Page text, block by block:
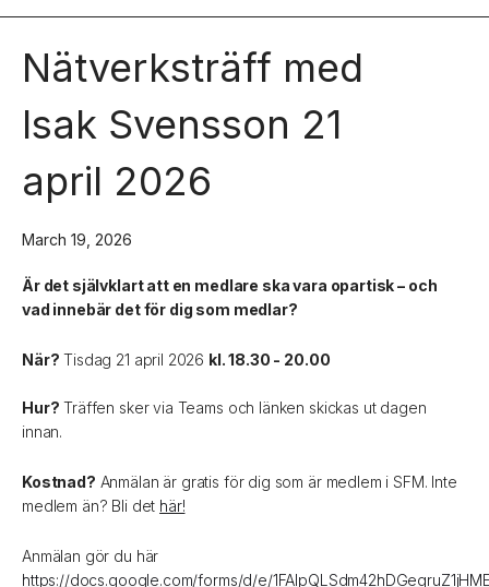
Nätverksträff med
Isak Svensson 21
april 2026
March 19, 2026
Är det självklart att en medlare ska vara opartisk – och
vad innebär det för dig som medlar?
När? Tisdag 21 april 2026 kl. 18.30 - 20.00
Hur? Träffen sker via Teams och länken skickas ut dagen
innan.
Kostnad? Anmälan är gratis för dig som är medlem i SFM. Inte
medlem än? Bli det här!
Anmälan gör du här
https://docs.google.com/forms/d/e/